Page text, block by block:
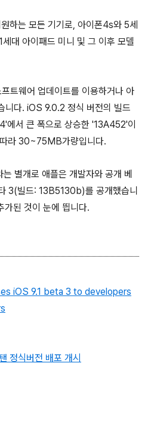
하는 모든 기기로, 아이폰4s와 5세
대 아이패드 미니 및 그 이후 모델
트웨어 업데이트를 이용하거나 아
니다. iOS 9.0.2 정식 버전의 빌드
서 큰 폭으로 상승한 '13A452'이
라 30~75MB가량입니다.
별개로 애플은 개발자와 공개 베
3(빌드: 13B5130b)를 공개했습니
가된 것이 눈에 띕니다.
iOS 9.1 beta 3 to developers
정식버전 배포 개시